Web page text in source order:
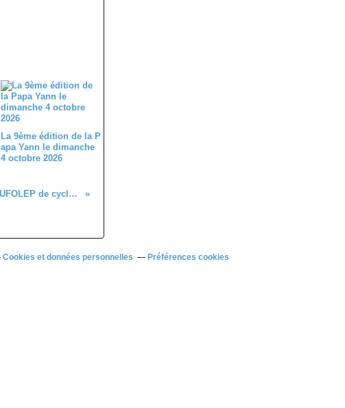
La 9ème édition de la P
apa Yann le dimanche
4 octobre 2026
Championnat National UFOLEP de cyclo-cross les 7 et 8 février 2026 à Meung sur Loire (45)
Cookies et données personnelles Préférences cookies